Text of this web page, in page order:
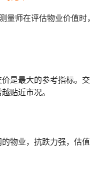
量师在评估物业价值时，
是最大的参考指标。交
贴近市况。
物业，抗跌力强，估值